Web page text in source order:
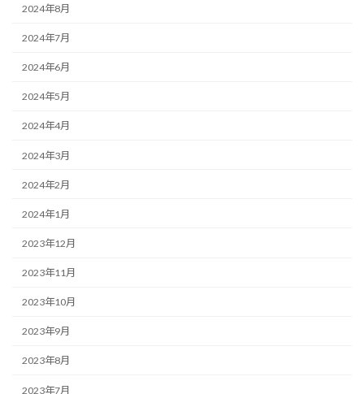
2024年8月
2024年7月
2024年6月
2024年5月
2024年4月
2024年3月
2024年2月
2024年1月
2023年12月
2023年11月
2023年10月
2023年9月
2023年8月
2023年7月